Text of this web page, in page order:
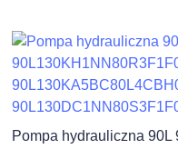
Pompa hydrauliczna 90L